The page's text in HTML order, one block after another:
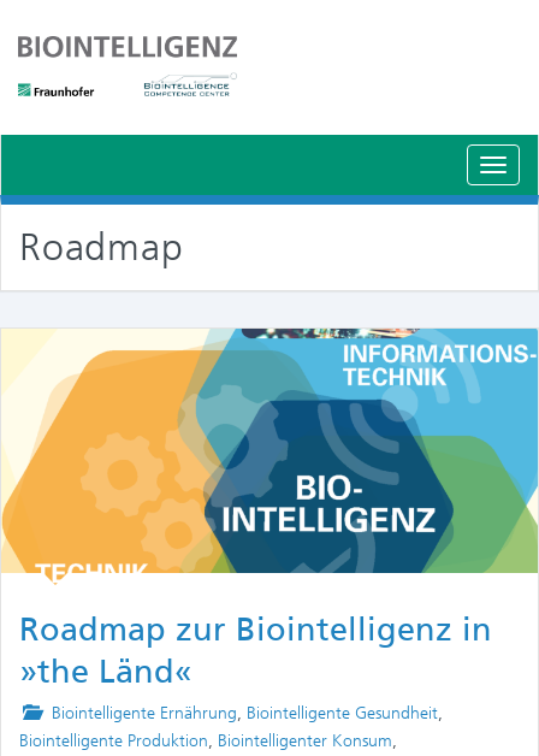
Roadmap
Roadmap zur Biointelligenz in
»the Länd«
Posted
in
Biointelligente Ernährung, Biointelligente Gesundheit,
Biointelligente Produktion, Biointelligenter Konsum,